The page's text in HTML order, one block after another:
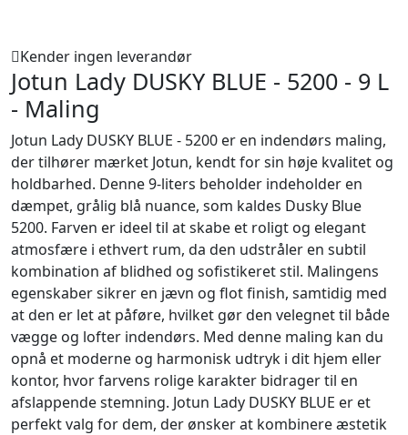
Kender ingen leverandør
Jotun Lady DUSKY BLUE - 5200 - 9 L
- Maling
Jotun Lady DUSKY BLUE - 5200 er en indendørs maling,
der tilhører mærket Jotun, kendt for sin høje kvalitet og
holdbarhed. Denne 9-liters beholder indeholder en
dæmpet, grålig blå nuance, som kaldes Dusky Blue
5200. Farven er ideel til at skabe et roligt og elegant
atmosfære i ethvert rum, da den udstråler en subtil
kombination af blidhed og sofistikeret stil. Malingens
egenskaber sikrer en jævn og flot finish, samtidig med
at den er let at påføre, hvilket gør den velegnet til både
vægge og lofter indendørs. Med denne maling kan du
opnå et moderne og harmonisk udtryk i dit hjem eller
kontor, hvor farvens rolige karakter bidrager til en
afslappende stemning. Jotun Lady DUSKY BLUE er et
perfekt valg for dem, der ønsker at kombinere æstetik